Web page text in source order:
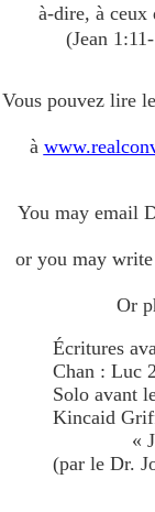
à-dire, à ceux
(Jean 1:11-
Vous pouvez lire
à
You may email
or you may
Or
Écritures
Chan : Luc
Solo avant
Kincaid
«
(par le Dr.